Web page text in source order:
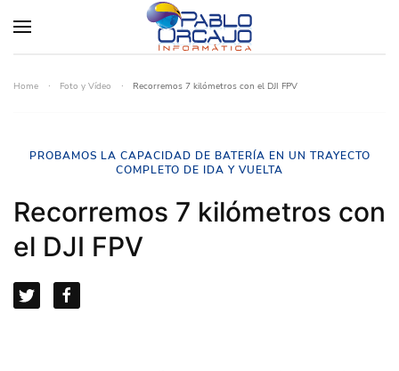
Home Foto y Vídeo Recorremos 7 kilómetros con el DJI FPV
PROBAMOS LA CAPACIDAD DE BATERÍA EN UN TRAYECTO
COMPLETO DE IDA Y VUELTA
Recorremos 7 kilómetros con
el DJI FPV